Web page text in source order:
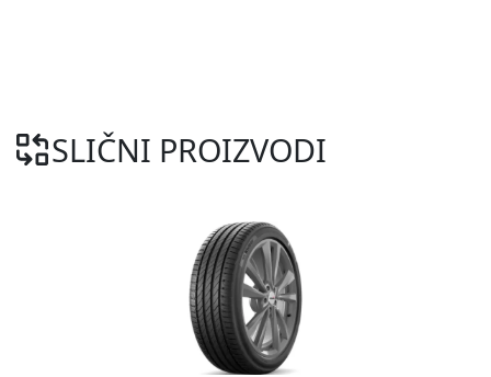
SLIČNI PROIZVODI